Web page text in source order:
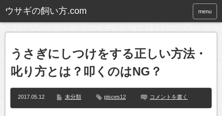
ウサギの飼い方.com menu
うさぎにしつけをする正しい方法・
叱り方とは？叩くのはNG？
2017.05.12 未分類 pisces12 コメントを書く